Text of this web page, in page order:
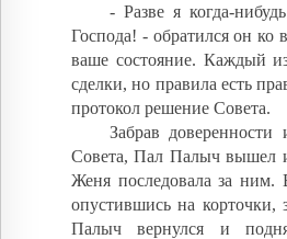
- Разве я когда-
Господа! - обратился он
ваше состояние. Каждый
сделки, но правила есть
протокол решение Совета.
Забрав
Совета, Пал Палыч вышел
Женя последовала за ним.
опустившись на корточки,
Палыч вернулся и